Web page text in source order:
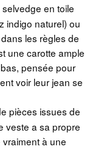
en toile
indigo naturel) ou
les règles de
une carotte ample
pensée pour
voir leur jean se
pièces issues de
veste a sa propre
à une